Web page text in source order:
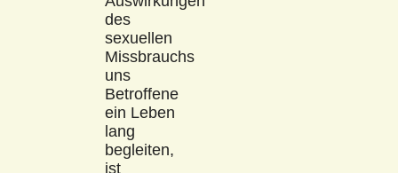
des
sexuellen
Missbrauchs
uns
Betroffene
ein Leben
lang
begleiten,
ist